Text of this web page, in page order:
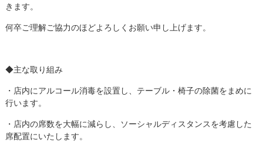
きます。
何卒ご理解ご協力のほどよろしくお願い申し上げます。
◆主な取り組み
・店内にアルコール消毒を設置し、テーブル・椅子の除菌をまめに
行います。
・店内の席数を大幅に減らし、ソーシャルディスタンスを考慮した
席配置にいたします。